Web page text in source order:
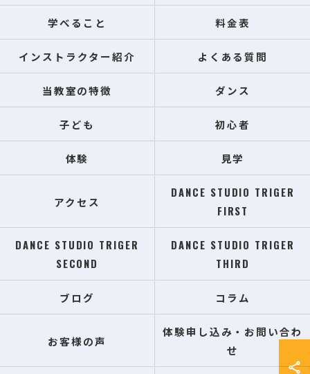
学べること 料金表
インストラクター紹介 よくある質問
当教室の特徴 ダンス
子ども 初心者
体験 見学
アクセス
DANCE STUDIO TRIGER
FIRST
DANCE STUDIO TRIGER
SECOND
DANCE STUDIO TRIGER
THIRD
ブログ コラム
お客様の声
体験申し込み・お問い合わ
せ